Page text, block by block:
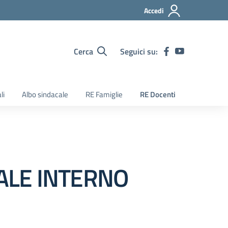
Accedi
Cerca Seguici su:
Albo sindacale RE Famiglie RE Docenti
INTERNO